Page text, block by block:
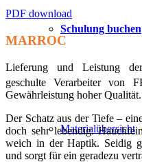
Schulung buchen
Materialübersicht
PDF download
MARROC
Lieferung und Leistung
geschulte Verarbeiter von
Gewährleistung hoher Qualität.
Der Schatz aus der Tiefe –
doch sehr lebendig.
weich in der Haptik. Seidig
und sorgt für ein geradezu